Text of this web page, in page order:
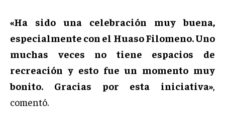
«Ha sido una celebración muy buena,
especialmente con el Huaso Filomeno. Uno
muchas veces no tiene espacios de
recreación y esto fue un momento muy
bonito. Gracias por esta iniciativa»,
comentó.